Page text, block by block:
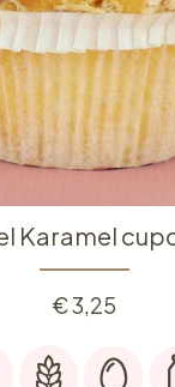
Karamel
€3,25